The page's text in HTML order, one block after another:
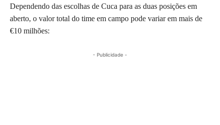
Dependendo das escolhas de Cuca para as duas posições em
aberto, o valor total do time em campo pode variar em mais de
€10 milhões:
- Publicidade -